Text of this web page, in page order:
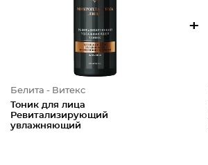
Белита - Витекс
Тоник для лица
Ревитализирующий
увлажняющий
+